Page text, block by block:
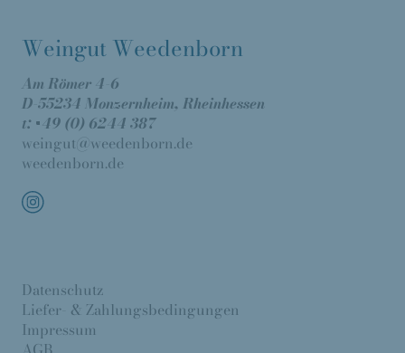
Weingut Weedenborn
Am Römer 4-6
D-55234 Monzernheim, Rheinhessen
t: +49 (0) 6244 387
weingut@weedenborn.de
weedenborn.de
Datenschutz
Liefer- & Zahlungsbedingungen
Impressum